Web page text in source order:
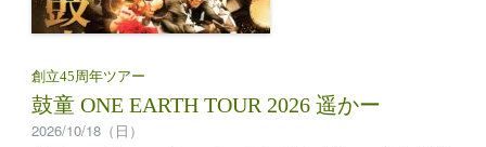
創立45周年ツアー
鼓童 ONE EARTH TOUR 2026 遥かー
2026/10/18（日）